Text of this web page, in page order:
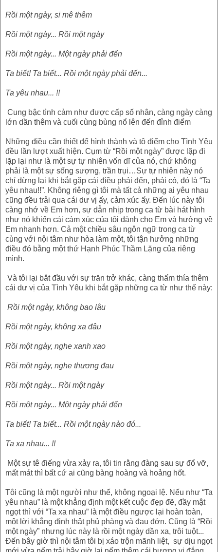
Rồi một ngày, si mê thêm
Rồi một ngày... Rồi một ngày
Rồi một ngày... Một ngày phải đến
Ta biết! Ta biết... Rồi một ngày phải đến...
Ta yêu nhau... !!
Cung bậc tình cảm như được cấp số nhân, càng ngày càng
lớn dần thêm và cuối cùng bùng nổ lên đến đỉnh điểm
Những điều cần thiết để hình thành và tô điểm cho Tình Yêu
đều lần lượt xuất hiện. Cụm từ “Rồi một ngày” được lặp đi
lặp lại như là một sự tự nhiên vốn dĩ của nó, chứ không
phải là một sự sống sượng, trần trụi…Sự tự nhiên này nó
chỉ dừng lại khi bắt gặp cái điều phải đến, phải có, đó là “Ta
yêu nhau!!”. Không riêng gì tôi mà tất cả những ai yêu nhau
cũng đều trải qua cái dư vị ấy, cảm xúc ấy. Đến lúc này tôi
càng nhớ về Em hơn, sự dẫn nhịp trong ca từ bài hát hình
như nó khiến cái cảm xúc của tôi dành cho Em và hướng về
Em nhanh hơn. Cả một chiều sâu ngôn ngữ trong ca từ
cùng với nội tâm như hòa làm một, tôi tận hưởng những
điều đó bằng một thứ Hạnh Phúc Thầm Lặng của riêng
mình.
Và tôi lại bắt đầu với sự trăn trở khác, càng thấm thía thêm
cái dư vị của Tình Yêu khi bắt gặp những ca từ như thế này:
Rồi một ngày, không bao lâu
Rồi một ngày, không xa đâu
Rồi một ngày, nghe xanh xao
Rồi một ngày, nghe thương đau
Rồi một ngày... Rồi một ngày
Rồi một ngày... Một ngày phải đến
Ta biết! Ta biết... Rồi một ngày nào đó...
Ta xa nhau... !!
Một sự tê điếng vừa xảy ra, tôi tin rằng đàng sau sự đổ vỡ,
mất mát thì bất cứ ai cũng bàng hoàng và hoảng hốt.
Tôi cũng là một người như thế, không ngoại lệ. Nếu như “Ta
yêu nhau” là một khẳng định một kết cuộc đẹp đẽ, đầy mật
ngọt thì với “Ta xa nhau” là một điều ngược lại hoàn toàn,
một lời khẳng định thật phủ phàng và đau đớn. Cũng là “Rồi
một ngày” nhưng lúc này là rồi một ngày dần xa, trôi tuột...
Đến bây giờ thì nội tâm tôi bị xáo trộn mãnh liệt, sự dịu ngọt